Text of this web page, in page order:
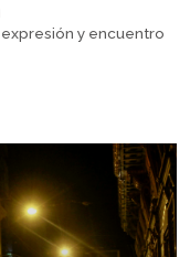
y encuentro